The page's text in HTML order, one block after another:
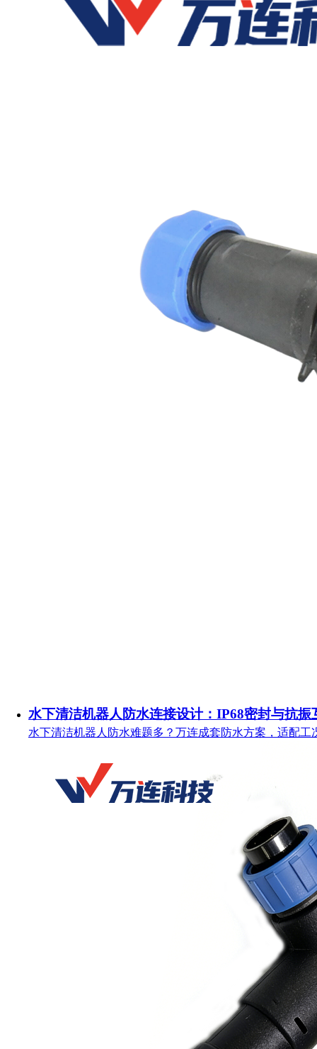
水下清洁机器人防水连接设计：IP68密封与抗振
水下清洁机器人防水难题多？万连成套防水方案，适配